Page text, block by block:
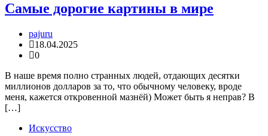
Самые дорогие картины в мире
pajuru
18.04.2025
0
В наше время полно странных людей, отдающих десятки
миллионов долларов за то, что обычному человеку, вроде
меня, кажется откровенной мазнёй) Может быть я неправ? В
[…]
Искусство